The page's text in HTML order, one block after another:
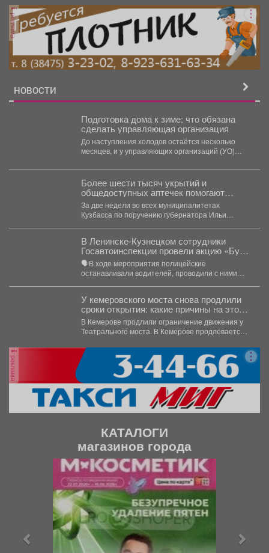
реклама
НОВОСТИ
Подготовка дома к зиме: что обязана
сделать управляющая организация
До наступления холодов остаётся несколько
месяцев, и у управляющих организаций (УО)
Более шести тысяч укрытий и
общедоступных аптечек помогают
обеспечить безопасность жителей
Кузбасса
За две недели во всех муниципалитетах
Кузбасса по поручению губернатора Ильи
В Ленинске-Кузнецком сотрудники
Госавтоинспекции провели акцию «Будь
трезвым в пути»
🗣В ходе мероприятия полицейские
останавливали водителей, проводили с ними
У кемеровского моста снова продлили
сроки открытия: какие причины на этот
раз
В Кемерове продлили ограничение движения у
Театрального моста. В Кемерове продлевается
реклама
КАТАЛОГИ
магазинов города